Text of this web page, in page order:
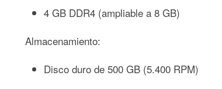
4 GB DDR4 (ampliable a 8 GB)
Almacenamiento:
Disco duro de 500 GB (5.400 RPM)